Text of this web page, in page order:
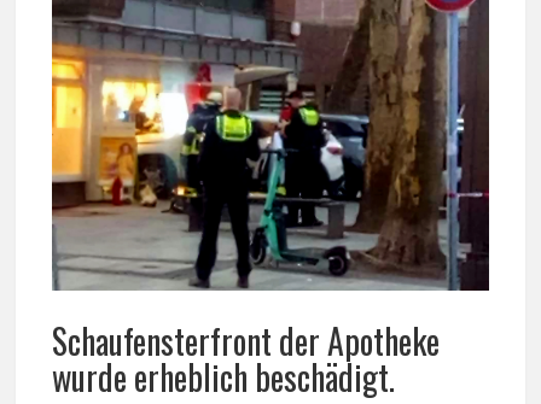
Schaufensterfront der Apotheke
wurde erheblich beschädigt.